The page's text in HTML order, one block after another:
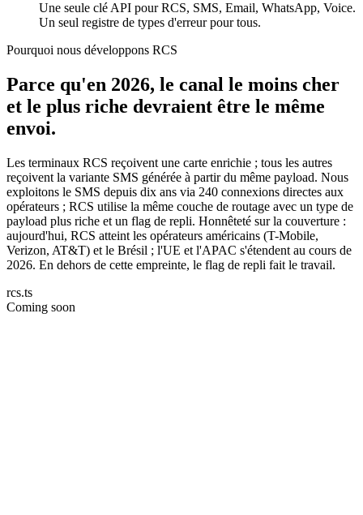
Une seule clé API pour RCS, SMS, Email, WhatsApp, Voice.
Un seul registre de types d'erreur pour tous.
Pourquoi nous développons RCS
Parce qu'en 2026, le canal le moins cher
et le plus riche devraient être le même
envoi.
Les terminaux RCS reçoivent une carte enrichie ; tous les autres
reçoivent la variante SMS générée à partir du même payload. Nous
exploitons le SMS depuis dix ans via 240 connexions directes aux
opérateurs ; RCS utilise la même couche de routage avec un type de
payload plus riche et un flag de repli. Honnêteté sur la couverture :
aujourd'hui, RCS atteint les opérateurs américains (T-Mobile,
Verizon, AT&T) et le Brésil ; l'UE et l'APAC s'étendent au cours de
2026. En dehors de cette empreinte, le flag de repli fait le travail.
rcs.ts
Coming soon